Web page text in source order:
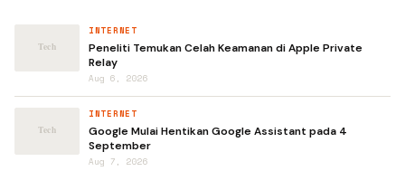
INTERNET
Peneliti Temukan Celah Keamanan di Apple Private
Relay
Aug 6, 2026
INTERNET
Google Mulai Hentikan Google Assistant pada 4
September
Aug 7, 2026